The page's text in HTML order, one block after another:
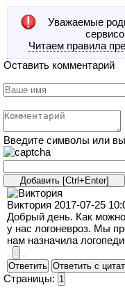
Уважаемые
Читаем правила
Оставить комментарий
Введите символы или
Виктория 2017-07-25
Добрый день. Как
у нас логоневроз. Мы
нам назначила
0
Ответить Ответить с
Страницы: 1